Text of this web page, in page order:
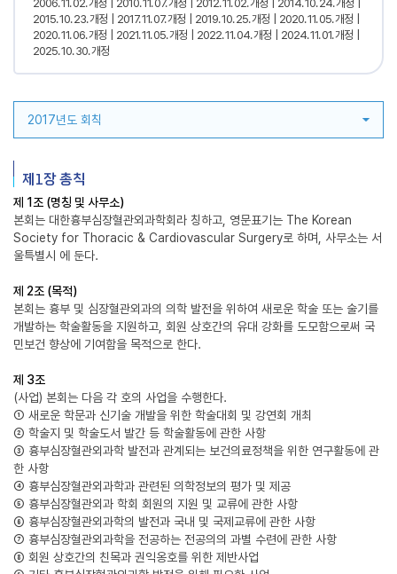
2006. 11. 02. 개정
2010. 11. 07. 개정 2012. 11. 02. 개정
2014. 10. 24. 개정
2015. 10. 23. 개정
2017. 11. 07. 개정 2019. 10. 25. 개정
2020. 11. 05. 개정
2020. 11. 06. 개정
2021. 11. 05. 개정 2022. 11. 04. 개정
2024. 11. 01. 개정
2025. 10. 30. 개정
2017년도 회칙
제1장 총칙
제 1조 (명칭 및 사무소)
본회는 대한흉부심장혈관외과학회라 칭하고, 영문표기는 The Korean
Society for Thoracic & Cardiovascular Surgery로 하며, 사무소는 서
울특별시 에 둔다.
제 2조 (목적)
본회는 흉부 및 심장혈관외과의 의학 발전을 위하여 새로운 학술 또는 술기를
개발하는 학술활동을 지원하고, 회원 상호간의 유대 강화를 도모함으로써 국
민보건 향상에 기여함을 목적으로 한다.
제 3조
(사업) 본회는 다음 각 호의 사업을 수행한다.
① 새로운 학문과 신기술 개발을 위한 학술대회 및 강연회 개최
② 학술지 및 학술도서 발간 등 학술활동에 관한 사항
③ 흉부심장혈관외과학 발전과 관계되는 보건의료정책을 위한 연구활동에 관
한 사항
④ 흉부심장혈관외과학과 관련된 의학정보의 평가 및 제공
⑤ 흉부심장혈관외과 학회 회원의 지원 및 교류에 관한 사항
⑥ 흉부심장혈관외과학의 발전과 국내 및 국제교류에 관한 사항
⑦ 흉부심장혈관외과학을 전공하는 전공의의 과별 수련에 관한 사항
⑧ 회원 상호간의 친목과 권익옹호를 위한 제반사업